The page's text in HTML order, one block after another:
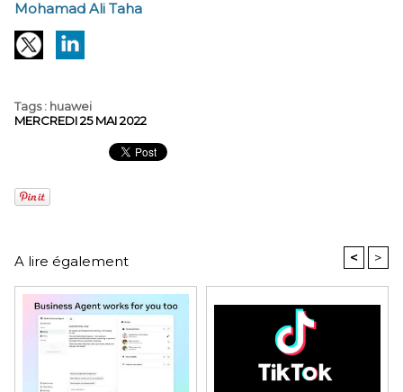
Mohamad Ali Taha
Tags: huawei
MERCREDI 25 MAI 2022
A lire également < >